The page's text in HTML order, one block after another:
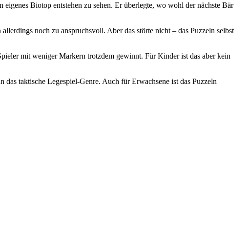
Biotop entstehen zu sehen. Er überlegte, wo wohl der nächste Bär
noch zu anspruchsvoll. Aber das störte nicht – das Puzzeln selbst
mit weniger Markern trotzdem gewinnt. Für Kinder ist das aber kein
taktische Legespiel-Genre. Auch für Erwachsene ist das Puzzeln